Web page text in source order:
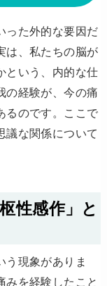
った外的な要因だ
は、私たちの脳が
という、内的な仕
の経験が、今の痛
るのです。ここで
議な関係について
性感作」と
う現象がありま
みを経験したこと